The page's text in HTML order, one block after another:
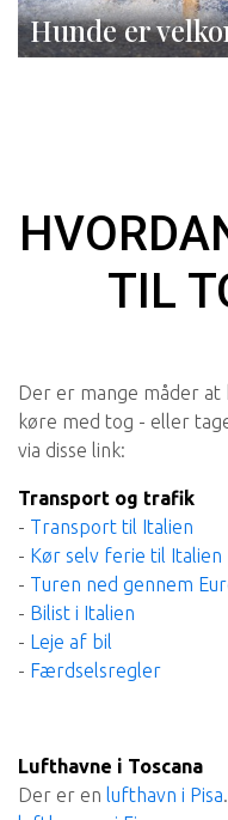
Hunde er
TIL
Der er mange måder at
køre med tog - eller
via disse link:
Transport og trafik
- Transport til Italien
- Kør selv ferie til Italien
- Turen ned gennem
- Bilist i Italien
- Leje af bil
- Færdselsregler
Lufthavne i Toscana
Der er en lufthavn i Pisa